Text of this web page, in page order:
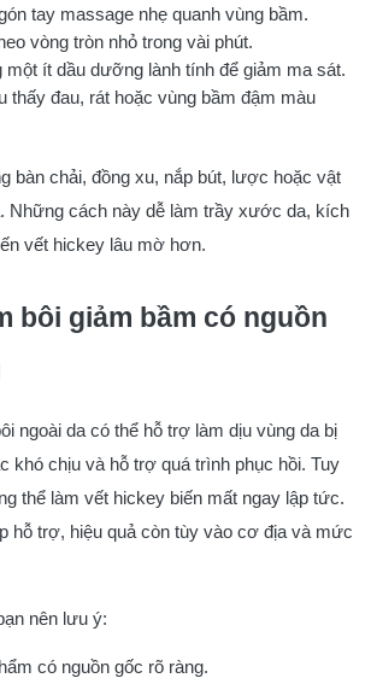
tay massage nhẹ quanh vùng bầm.
vòng tròn nhỏ trong vài phút.
một ít dầu dưỡng lành tính để giảm ma sát.
thấy đau, rát hoặc vùng bầm đậm màu
bàn chải, đồng xu, nắp bút, lược hoặc vật
Những cách này dễ làm trầy xước da, kích
vết hickey lâu mờ hơn.
bôi giảm bầm có nguồn
ngoài da có thể hỗ trợ làm dịu vùng da bị
khó chịu và hỗ trợ quá trình phục hồi. Tuy
thể làm vết hickey biến mất ngay lập tức.
hỗ trợ, hiệu quả còn tùy vào cơ địa và mức
nên lưu ý:
có nguồn gốc rõ ràng.